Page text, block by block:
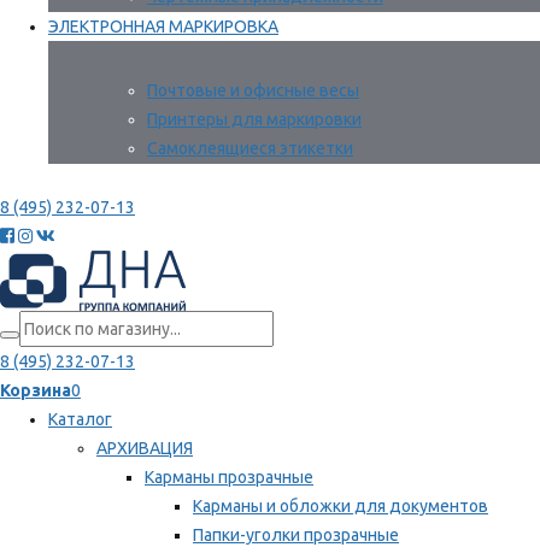
ЭЛЕКТРОННАЯ МАРКИРОВКА
Почтовые и офисные весы
Принтеры для маркировки
Самоклеящиеся этикетки
8 (495) 232-07-13
8 (495) 232-07-13
Корзина0
Каталог
АРХИВАЦИЯ
Карманы прозрачные
Карманы и обложки для документов
Папки-уголки прозрачные